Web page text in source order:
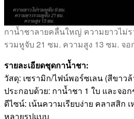
กาน้ำชาลายคลื่นใหญ่ ความยาวไม่
รวมหูจับ 21 ซม. ความสูง 13 ซม. จ
รายละเอียดชุดกาน้ำชา:
วัสดุ: เซรามิก/ไฟน์พอร์ซเลน (สีขาว
ประกอบด้วย: กาน้ำชา 1 ใบ และจอก
ดีไซน์: เน้นความเรียบง่าย คลาสสิก
หลายรูปแบบ